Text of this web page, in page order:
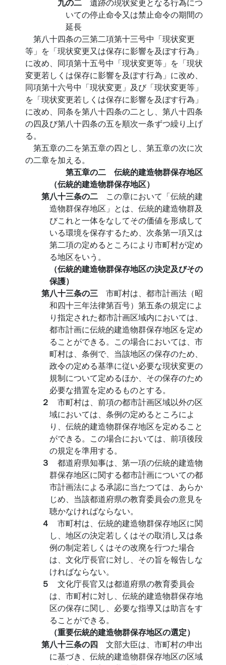
いての停止命令又は禁止命令の期間の
延長
第八十四条の三第二項第十三号中「現状変更
等」を「現状変更又は保存に影響を及ぼす行為」
に改め、同項第十五号中「現状変更等」を「現状
変更若しくは保存に影響を及ぼす行為」に改め、
同項第十六号中「現状変更」及び「現状変更等」
を「現状変更若しくは保存に影響を及ぼす行為」
に改め、同条を第八十四条の二とし、第八十四条
の四及び第八十四条の五を順次一条ずつ繰り上げ
る。
第五章の二を第五章の四とし、第五章の次に次
の二章を加える。
第五章の二 伝統的建造物群保存地区
（伝統的建造物群保存地区）
第八十三条の二 この章において「伝統的建
造物群保存地区」とは、伝統的建造物群及
びこれと一体をなしてその価値を形成して
いる環境を保存するため、次条第一項又は
第二項の定めるところにより市町村が定め
る地区をいう。
（伝統的建造物群保存地区の決定及びその
保護）
第八十三条の三 市町村は、都市計画法（昭
和四十三年法律第百号）第五条の規定によ
り指定された都市計画区域内においては、
都市計画に伝統的建造物群保存地区を定め
ることができる。この場合においては、市
町村は、条例で、当該地区の保存のため、
政令の定める基準に従い必要な現状変更の
規制について定めるほか、その保存のため
必要な措置を定めるものとする。
２ 市町村は、前項の都市計画区域以外の区
域においては、条例の定めるところによ
り、伝統的建造物群保存地区を定めること
ができる。この場合においては、前項後段
の規定を準用する。
３ 都道府県知事は、第一項の伝統的建造物
群保存地区に関する都市計画についての都
市計画法による承認に当たつては、あらか
じめ、当該都道府県の教育委員会の意見を
聴かなければならない。
４ 市町村は、伝統的建造物群保存地区に関
し、地区の決定若しくはその取消し又は条
例の制定若しくはその改廃を行つた場合
は、文化庁長官に対し、その旨を報告しな
ければならない。
５ 文化庁長官又は都道府県の教育委員会
は、市町村に対し、伝統的建造物群保存地
区の保存に関し、必要な指導又は助言をす
ることができる。
（重要伝統的建造物群保存地区の選定）
第八十三条の四 文部大臣は、市町村の申出
に基づき、伝統的建造物群保存地区の区域